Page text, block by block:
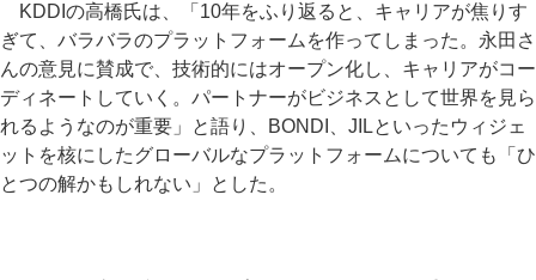
KDDIの高橋氏は、「10年をふり返ると、キャリアが焦りす
ぎて、バラバラのプラットフォームを作ってしまった。永田さ
んの意見に賛成で、技術的にはオープン化し、キャリアがコー
ディネートしていく。パートナーがビジネスとして世界を見ら
れるようなのが重要」と語り、BONDI、JILといったウィジェ
ットを核にしたグローバルなプラットフォームについても「ひ
とつの解かもしれない」とした。